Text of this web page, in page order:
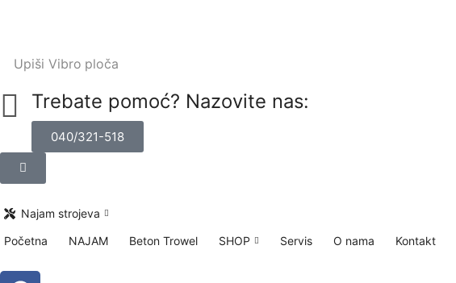
Upiši Vibro ploča
Trebate pomoć? Nazovite nas:
040/321-518
Najam strojeva
Početna
NAJAM Beton Trowel SHOP Servis O nama Kontakt